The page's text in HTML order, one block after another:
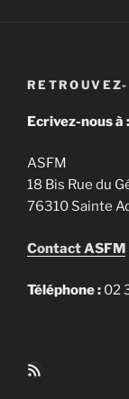
RETROUVEZ-
Ecrivez-nous à :
ASFM
18 Bis Rue du
76310 Sainte
Contact ASFM
Téléphone : 02
Flux RSS